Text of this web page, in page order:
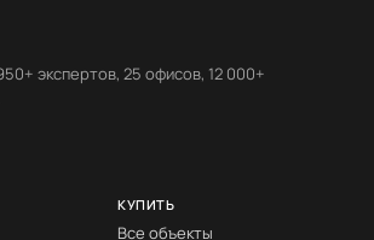
экспертов, 25 офисов, 12 000+
КУПИТЬ
Все объекты